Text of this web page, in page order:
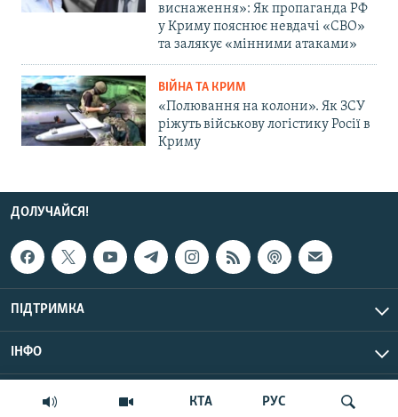
КТА РУС
виснаження»: Як пропаганда РФ
у Криму пояснює невдачі «СВО»
та залякує «мінними атаками»
ВІЙНА ТА КРИМ
«Полювання на колони». Як ЗСУ
ріжуть військову логістику Росії в
Криму
ДОЛУЧАЙСЯ!
ПІДТРИМКА
ІНФО
© Крим.Реалії, 2026 | Усі права застережено.